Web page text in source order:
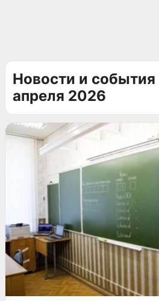
Новости и события
апреля 2026